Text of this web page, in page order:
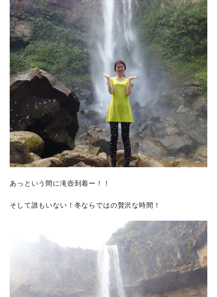
あっという間に滝壺到着ー！！
そして誰もいない！冬ならではの贅沢な時間！